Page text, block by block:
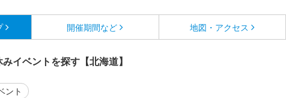
開催期間など 地図・アクセス
イベントを探す【北海道】
ント